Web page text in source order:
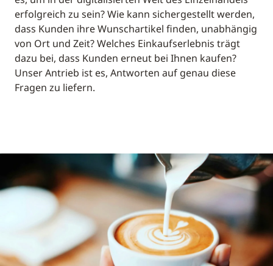
erfolgreich zu sein? Wie kann sichergestellt werden,
dass Kunden ihre Wunschartikel finden, unabhängig
von Ort und Zeit? Welches Einkaufserlebnis trägt
dazu bei, dass Kunden erneut bei Ihnen kaufen?
Unser Antrieb ist es, Antworten auf genau diese
Fragen zu liefern.